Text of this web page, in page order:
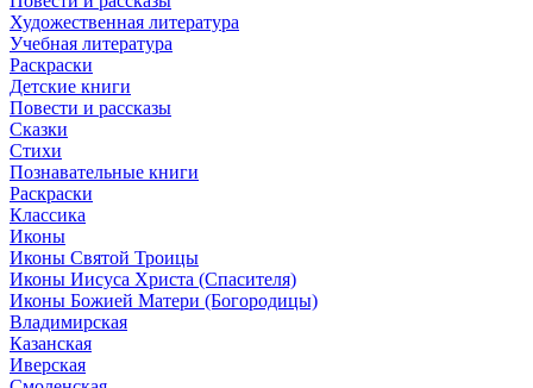
Художественная литература
Учебная литература
Раскраски
Детские книги
Повести и рассказы
Сказки
Стихи
Познавательные книги
Раскраски
Классика
Иконы
Иконы Святой Троицы
Иконы Иисуса Христа (Спасителя)
Иконы Божией Матери (Богородицы)
Владимирская
Казанская
Иверская